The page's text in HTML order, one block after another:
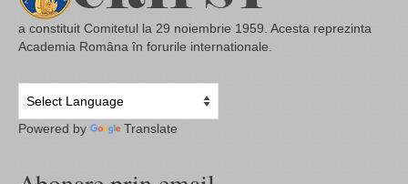
a constituit Comitetul la 29 noiembrie 1959. Acesta reprezinta
Academia Româna în forurile internationale.
Powered by Translate